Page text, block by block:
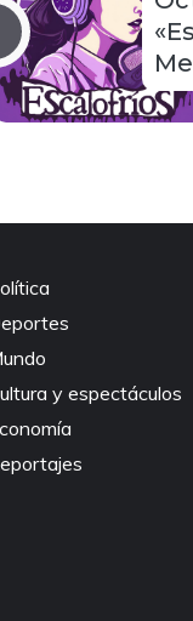
y espectáculos